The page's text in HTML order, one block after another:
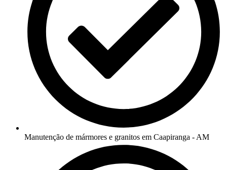
Manutenção de mármores e granitos em Caapiranga - AM